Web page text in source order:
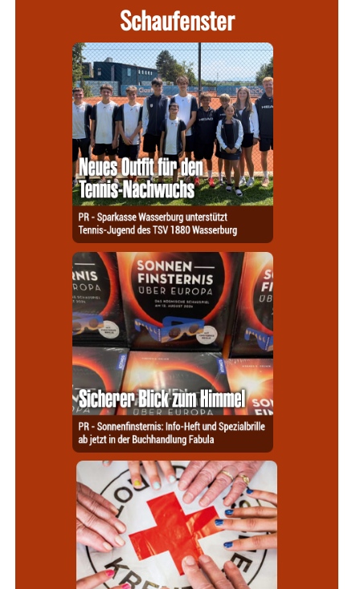
Schaufenster